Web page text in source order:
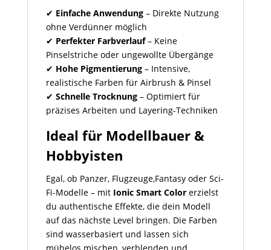
✔ Einfache Anwendung– Direkte Nutzung
ohne Verdünner möglich
✔ Perfekter Farbverlauf– Keine
Pinselstriche oder ungewollte Übergänge
✔ Hohe Pigmentierung– Intensive,
realistische Farben für Airbrush & Pinsel
✔ Schnelle Trocknung– Optimiert für
präzises Arbeiten und Layering-Techniken
Ideal für Modellbauer &
Hobbyisten
Egal, ob Panzer, Flugzeuge,Fantasy oder Sci-
Fi-Modelle – mit Ionic Smart Colorerzielst
du authentische Effekte, die dein Modell
auf das nächste Level bringen. Die Farben
sind wasserbasiert und lassen sich